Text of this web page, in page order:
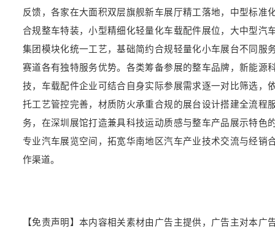
反馈，各家在大面积双层旗舰新车展厅精工落地，中型标准
合规整车特装，小型精细化轻量化车载配件展位，大中型汽
集团模块化统一工艺，基础简约合规轻量化小车展台不同服
赛道各有独特服务优势。各类筹备参展的整车品牌，新能源
技，车载配件企业可结合自身实际参展需求逐一对比筛选，
托工艺管控完善，材质防火承重合规的展台设计搭建全流程
务，在深圳展馆打造兼具科技运动质感与整车产品展示特色
专业汽车展览空间，拓宽华南地区汽车产业技术交流与经销
作渠道。
【免责声明】本内容相关素材由广告主提供，广告主对本广